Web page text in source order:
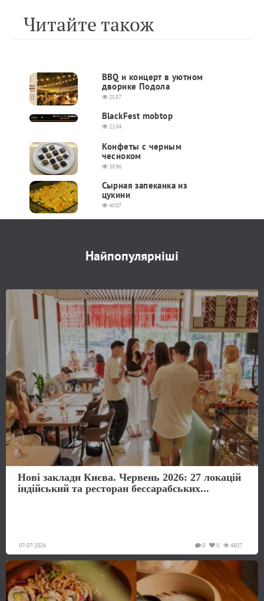
Читайте також
BBQ и концерт в уютном
дворике Подола
2587
BlackFest mobtop
2104
Конфеты с черным
чесноком
3896
Сырная запеканка из
цукини
4007
Найпопулярніші
Нові заклади Києва. Червень 2026: 27 локацій
індійський та ресторан бессарабських...
07-07-2026 4807
0
0